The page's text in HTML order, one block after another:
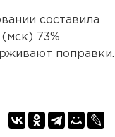
составила
73%
поправки.